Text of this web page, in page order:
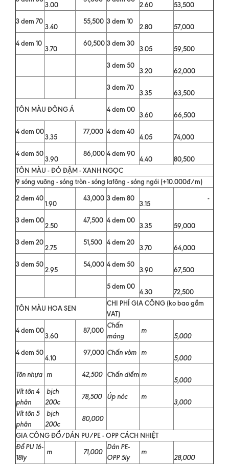
3.00 2.60
53,500
3 dem 70
3.40
55,500 3 dem 10
2.80
57,000
4 dem 10
3.70
60,500 3 dem 30
3.05
59,500
3 dem 50
3.20
62,000
3 dem 70
3.35
63,500
TÔN MÀU ĐÔNG Á
4 dem 00
3.60
66,500
4 dem 00
3.35
77,000 4 dem 40
4.05
74,000
4 dem 50
3.90
86,000 4 dem 90
4.40
80,500
TÔN MÀU - ĐỎ ĐẬM - XANH NGỌC
9 sóng vuông - sóng tròn - sóng lafông - sóng ngói (+10.000đ/m)
2 dem 40
1.90
43,000 3 dem 80
3.15
-
3 dem 00
2.50
47,500 4 dem 00
3.35
59,000
3 dem 20
2.75
51,500 4 dem 20
3.70
64,000
3 dem 50
2.95
54,000 4 dem 50
3.90
67,500
5 dem 00
4.30
72,500
TÔN MÀU HOA SEN
CHI PHÍ GIA CÔNG (ko bao gồm
VAT)
4 dem 00
3.60
87,000
Chấn
máng
m
5,000
4 dem 50
4.10
97,000 Chấn vòm m
5,000
Tôn nhựa m 42,500 Chấn diềm m
5,000
Vít tôn 4
phân
bịch
200c
78,500 Úp nóc m
3,000
Vít tôn 5
phân
bịch
200c
80,000
GIA CÔNG ĐỔ/DÁN PU/PE - OPP CÁCH NHIỆT
Đổ PU 16-
18ly
m 71,000
Dán PE-
OPP 5ly
m
28,000